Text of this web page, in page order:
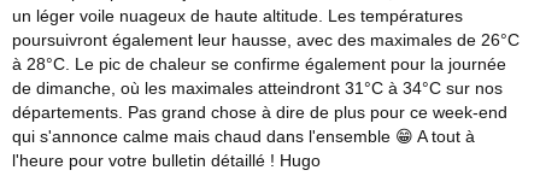
un léger voile nuageux de haute altitude. Les températures
poursuivront également leur hausse, avec des maximales de 26°C
à 28°C. Le pic de chaleur se confirme également pour la journée
de dimanche, où les maximales atteindront 31°C à 34°C sur nos
départements. Pas grand chose à dire de plus pour ce week-end
qui s'annonce calme mais chaud dans l'ensemble 😁 A tout à
l'heure pour votre bulletin détaillé ! Hugo